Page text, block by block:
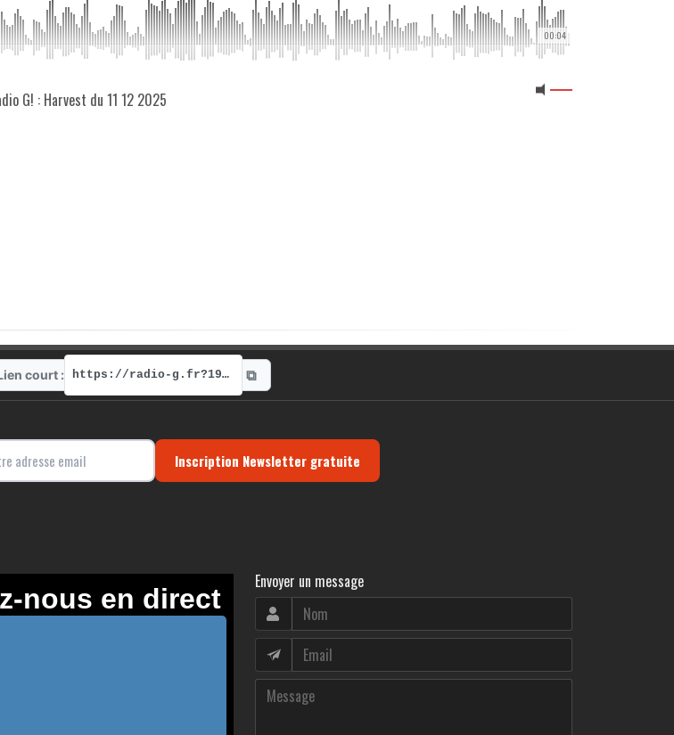
00:04
G! : Harvest du 11 12 2025
court : https://radio-g.fr?19803 ⧉
Inscription Newsletter gratuite
Envoyer un message